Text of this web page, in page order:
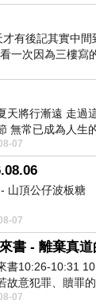
有後記其實中間
一次因為三樓寫
天將行漸遠 走過
無常已成為人生
眼驟成昨日 而明
07
山頂公仔波板糖
07
書 - 離棄真道
書10:26-10:31
故意犯罪、贖罪
等候審判和那燒滅
07